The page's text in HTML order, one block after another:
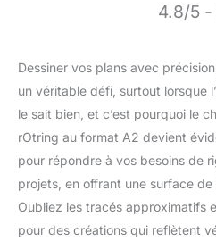
4.8/5 -
Dessiner vos plans avec
un véritable défi, surtout lorsque
le sait bien, et c’est pourquoi le
rOtring au format A2 devient
pour répondre à vos besoins de
projets, en offrant une surface
Oubliez les tracés approximatifs
pour des créations qui reflètent